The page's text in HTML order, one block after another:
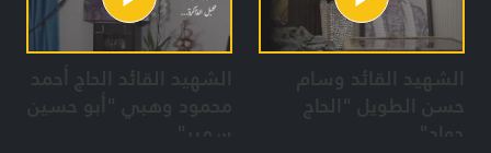
الشهيد القائد وسام
حسن الطويل "الحاج
جواد"
الشهيد القائد الحاج أحمد
محمود وهبي "أبو حسين
سمير"